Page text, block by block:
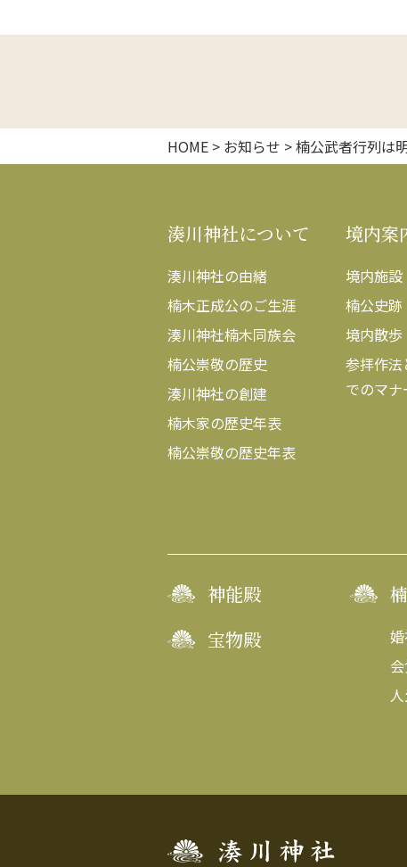
ナ
ゲ
ー
ョ
ン
HOME > お知らせ >楠公武者行列は
湊川神社について
湊川神社の由緒
楠木正成公のご生涯
湊川神社楠木同族会
楠公崇敬の歴史
湊川神社の創建
楠木家の歴史年表
楠公崇敬の歴史年表
境内案
境内施設
楠公史跡
境内散歩
参拝作法
でのマナ
神能殿
宝物殿